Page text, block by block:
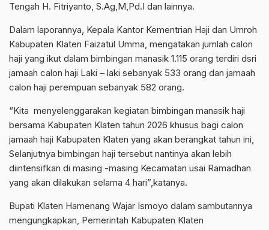
Tengah H. Fitriyanto, S.Ag,M,Pd.I dan lainnya.
Dalam laporannya, Kepala Kantor Kementrian Haji dan Umroh
Kabupaten Klaten Faizatul Umma, mengatakan jumlah calon
haji yang ikut dalam bimbingan manasik 1.115 orang terdiri dsri
jamaah calon haji Laki – laki sebanyak 533 orang dan jamaah
calon haji perempuan sebanyak 582 orang.
“Kita menyelenggarakan kegiatan bimbingan manasik haji
bersama Kabupaten Klaten tahun 2026 khusus bagi calon
jamaah haji Kabupaten Klaten yang akan berangkat tahun ini,
Selanjutnya bimbingan haji tersebut nantinya akan lebih
diintensifkan di masing -masing Kecamatan usai Ramadhan
yang akan dilakukan selama 4 hari”,katanya.
Bupati Klaten Hamenang Wajar Ismoyo dalam sambutannya
mengungkapkan, Pemerintah Kabupaten Klaten